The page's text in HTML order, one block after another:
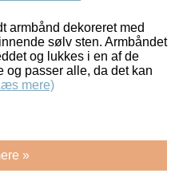
armbånd dekoreret med
sølv sten. Armbåndet
og lukkes i en af de
og passer alle, da det kan
mere)
»